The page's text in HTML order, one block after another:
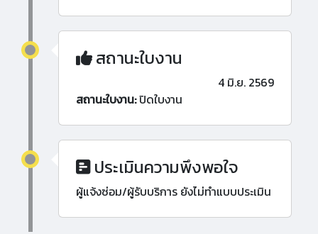
สถานะใบงาน
4 มิ.ย. 2569
สถานะใบงาน:ปิดใบงาน
ประเมินความพึงพอใจ
ผู้แจ้งซ่อม/ผู้รับบริการ ยังไม่ทำแบบประเมิน